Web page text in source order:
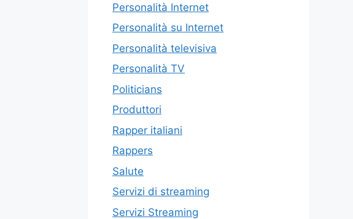
Personalità Internet
Personalità su Internet
Personalità televisiva
Personalità TV
Politicians
Produttori
Rapper italiani
Rappers
Salute
Servizi di streaming
Servizi Streaming